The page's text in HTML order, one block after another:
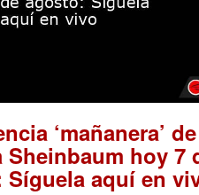
‘mañanera’ de
Sheinbaum hoy 7
Síguela aquí en